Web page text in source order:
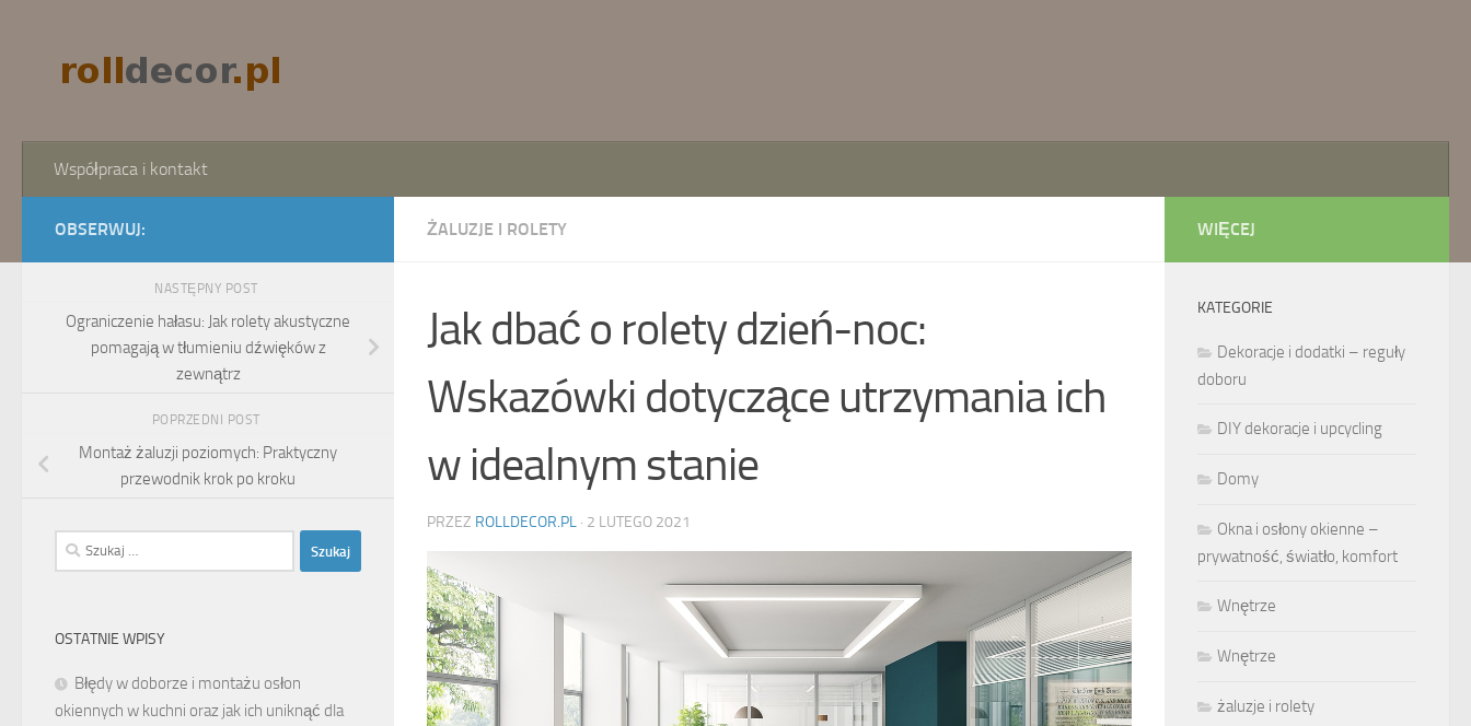
Współpraca i kontakt
ŻALUZJE I ROLETY
Jak dbać o rolety dzień-noc:
Wskazówki dotyczące utrzymania ich
w idealnym stanie
PRZEZ ROLLDECOR.PL · 2 LUTEGO 2021
OBSERWUJ:
NASTĘPNY POST
Ograniczenie hałasu: Jak rolety akustyczne
pomagają w tłumieniu dźwięków z
zewnątrz
POPRZEDNI POST
Montaż żaluzji poziomych: Praktyczny
przewodnik krok po kroku
Szukaj:
OSTATNIE WPISY
Błędy w doborze i montażu osłon
okiennych w kuchni oraz jak ich uniknąć dla
WIĘCEJ
KATEGORIE
Dekoracje i dodatki – reguły
doboru
DIY dekoracje i upcycling
Domy
Okna i osłony okienne –
prywatność, światło, komfort
Wnętrze
Wnętrze
żaluzje i rolety